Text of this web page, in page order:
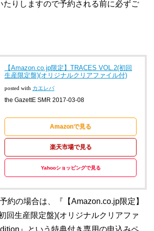
たりしますので予約される前に必ずご
【Amazon.co.jp限定】TRACES VOL.2(初回
生産限定盤)(オリジナルクリアファイル付)
posted with カエレバ
the GazettE SMR 2017-03-08
Amazonで見る
楽天市場で見る
Yahooショッピングで見る
約の場合は、『【Amazon.co.jp限定】
回生産限定盤)(オリジナルクリアファ